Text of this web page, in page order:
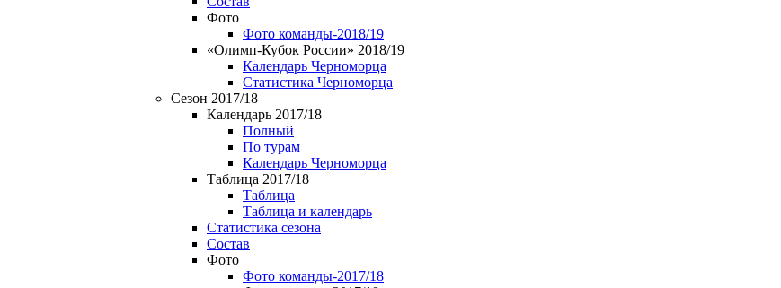
Фото
Фото команды-2018/19
«Олимп-Кубок России» 2018/19
Календарь Черноморца
Статистика Черноморца
Сезон 2017/18
Календарь 2017/18
Полный
По турам
Календарь Черноморца
Таблица 2017/18
Таблица
Таблица и календарь
Статистика сезона
Состав
Фото
Фото команды-2017/18